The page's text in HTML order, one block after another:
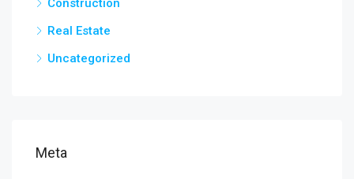
Construction
Real Estate
Uncategorized
Meta